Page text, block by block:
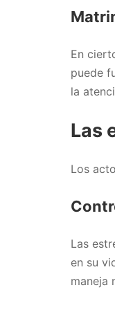
En
puede
la
Las
Los
Las
en su
maneja